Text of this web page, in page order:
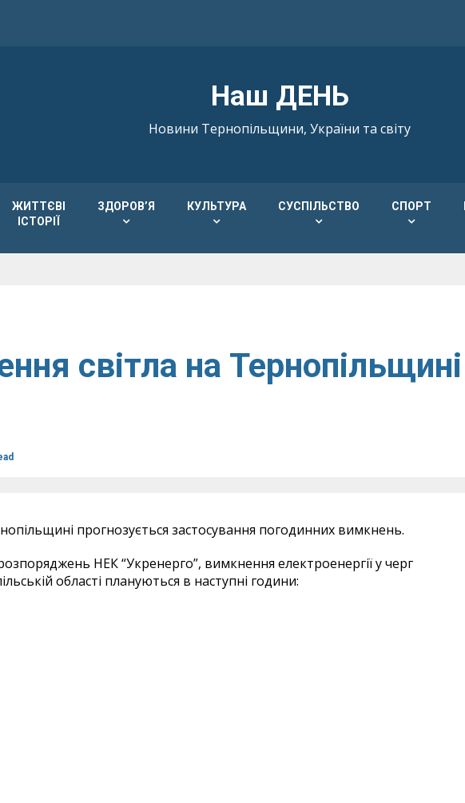
Наш ДЕНЬ
Новини Тернопільщини, України та світу
ЖИТТЄВІ
ІСТОРІЇ
ЗДОРОВ’Я КУЛЬТУРА СУСПІЛЬСТВО СПОРТ
світла на Тернопільщині
прогнозується застосування погодинних вимкнень.
НЕК “Укренерго”, вимкнення електроенергії у черг
області плануються в наступні години: